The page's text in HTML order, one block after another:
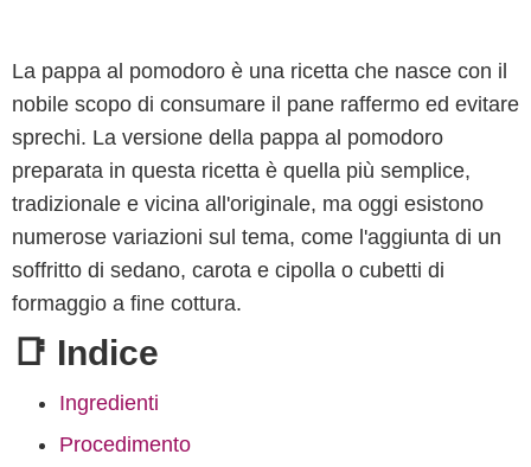
La pappa al pomodoro è una ricetta che nasce con il
nobile scopo di consumare il pane raffermo ed evitare
sprechi. La versione della pappa al pomodoro
preparata in questa ricetta è quella più semplice,
tradizionale e vicina all'originale, ma oggi esistono
numerose variazioni sul tema, come l'aggiunta di un
soffritto di sedano, carota e cipolla o cubetti di
formaggio a fine cottura.
📑 Indice
Ingredienti
Procedimento